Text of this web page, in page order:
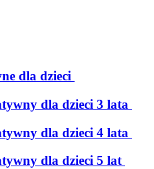
dla dzieci
dla dzieci 3 lata
dla dzieci 4 lata
dla dzieci 5 lat